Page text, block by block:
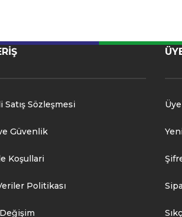
Satış Sözleşmesi
Güvenlik
Koşullari
Politikası